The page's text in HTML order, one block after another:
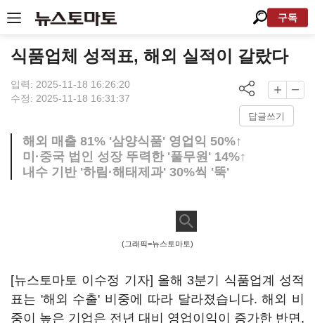
구독
식품업체 성적표, 해외 실적이 갈랐다
입력: 2025-11-18 16:26:20
수정: 2025-11-18 16:31:37
답글쓰기
해외 매출 81% '삼양식품' 영업익 50%↑
미·중국 법인 성장 뚜력한 '풀무원' 14%↑
내수 기반 '하림·해태제과' 30%씩 '뚝'
(그래픽=뉴스토마토)
[뉴스토마토 이수정 기자] 올해 3분기 식품업계 성적
표는 '해외 수출' 비중에 따라 달라졌습니다. 해외 비
중이 높은 기업은 전년 대비 영업이익이 증가한 반면,